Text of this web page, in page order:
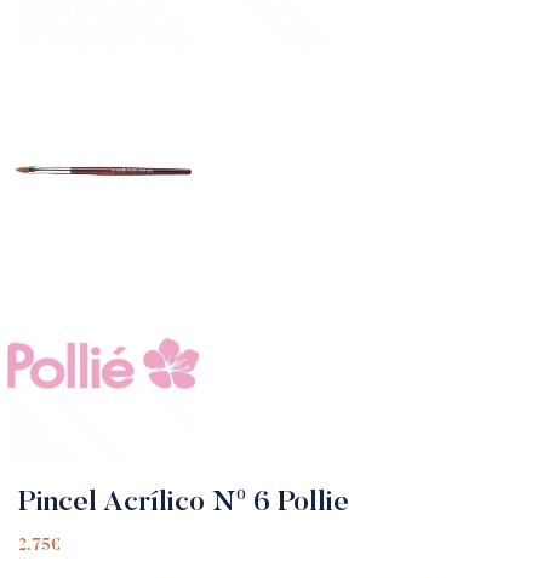
Pincel Acrílico Nº 6 Pollie
2.75€